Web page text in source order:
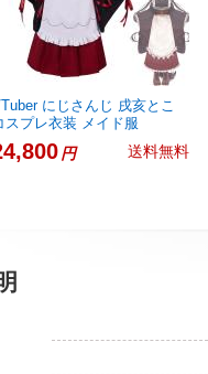
にじさんじ 戌亥とこ
スプレ衣装 メイド服
円 送料無料